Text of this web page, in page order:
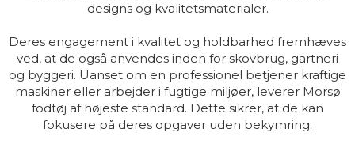
designs og kvalitetsmaterialer.
Deres engagement i kvalitet og holdbarhed fremhæves
ved, at de også anvendes inden for skovbrug, gartneri
og byggeri. Uanset om en professionel betjener kraftige
maskiner eller arbejder i fugtige miljøer, leverer Morsø
fodtøj af højeste standard. Dette sikrer, at de kan
fokusere på deres opgaver uden bekymring.